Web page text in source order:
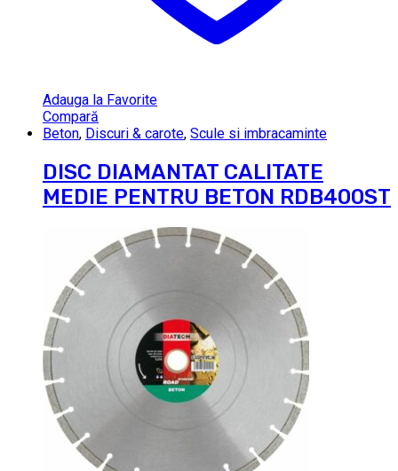
Adauga la Favorite
Compară
Beton, Discuri & carote, Scule si imbracaminte
DISC DIAMANTAT CALITATE
MEDIE PENTRU BETON RDB400ST